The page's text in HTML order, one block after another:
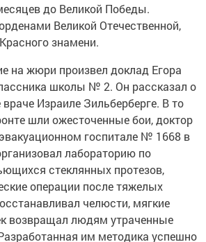
до Великой Победы.
Великой Отечественной,
знамени.
на жюри произвел доклад Егора
школы № 2. Он рассказал о
Израиле Зильберберге. В то
шли ожесточенные бои, доктор
госпитале № 1668 в
лабораторию по
стеклянных протезов,
операции после тяжелых
челюсти, мягкие
возвращал людям утраченные
им методика успешно